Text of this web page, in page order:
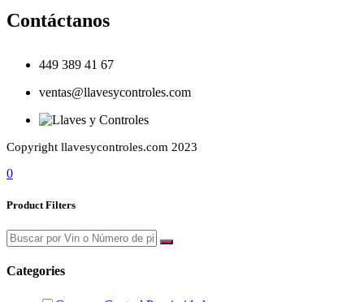
Contáctanos
449 389 41 67
ventas@llavesycontroles.com
Copyright llavesycontroles.com 2023
0
Product Filters
Categories